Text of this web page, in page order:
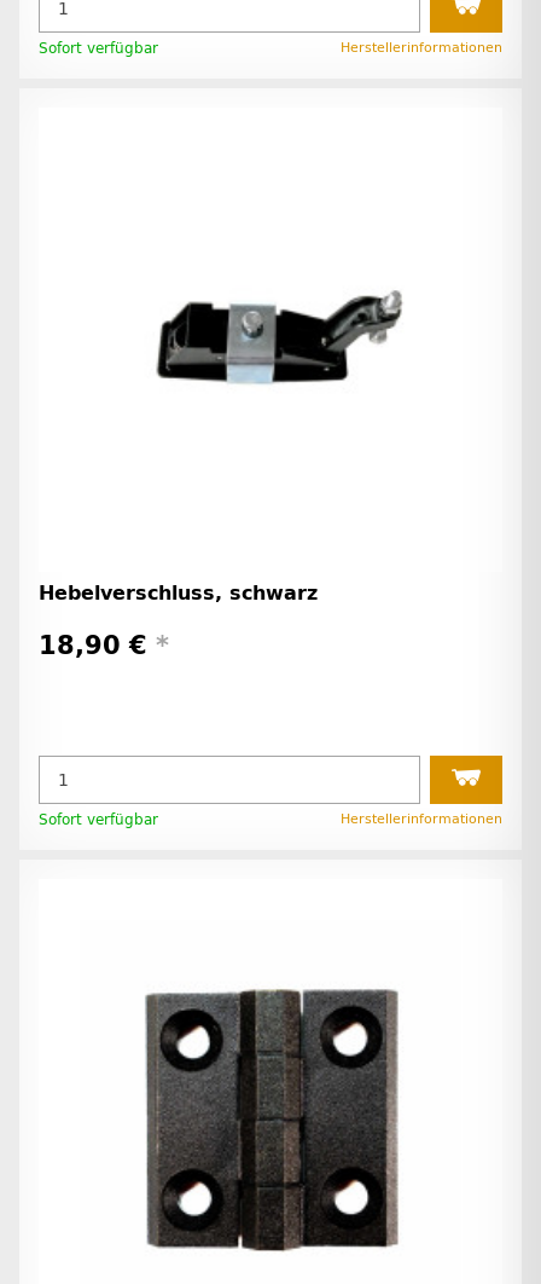
Sofort verfügbar Herstellerinformationen
Hebelverschluss, schwarz
18,90 € *
Sofort verfügbar Herstellerinformationen